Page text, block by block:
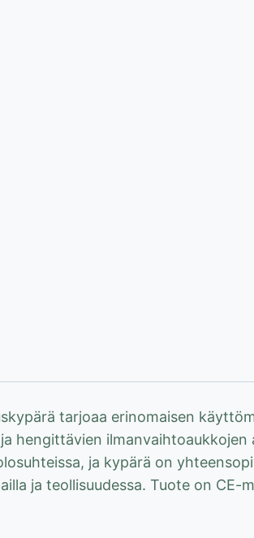
tarjoaa erinomaisen
hengittävien
ja kypärä on
ja teollisuudessa. Tuote on